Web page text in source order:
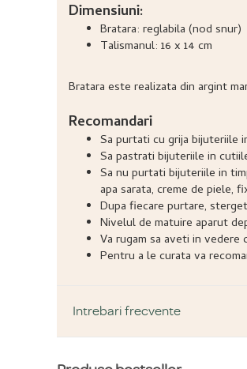
Dimensiuni:
Bratara: reglabila (nod snur)
Talismanul: 16 x 14 cm
Bratara este realizata din argint
Recomandari
Sa purtati cu grija bijuteriile
Sa pastrati bijuteriile in
Sa nu purtati bijuteriile in
apa sarata, creme de piele,
Dupa fiecare purtare,
Nivelul de matuire aparut
Va rugam sa aveti in
Pentru a le curata va
Intrebari frecvente